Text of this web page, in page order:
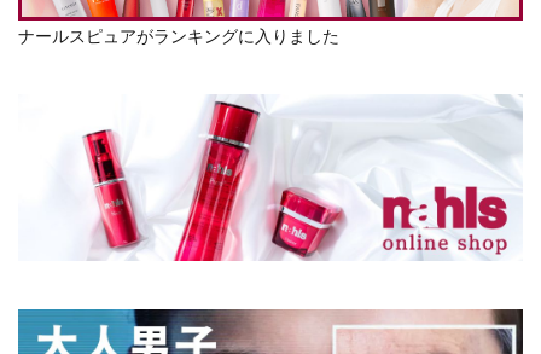
ナールスピュアがランキングに入りました